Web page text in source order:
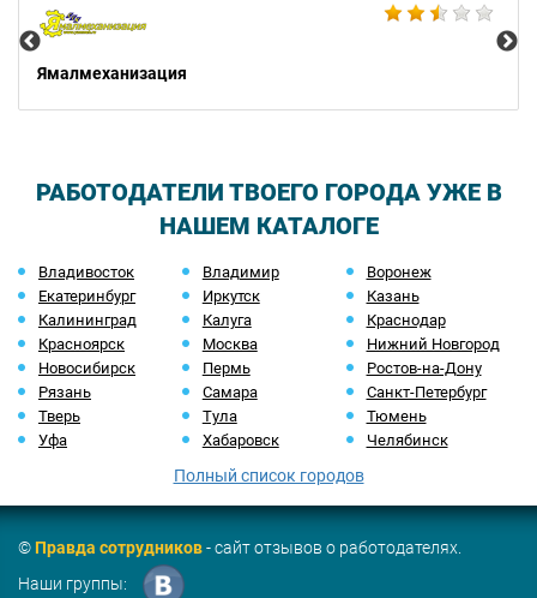
Ямалмеханизация
РАБОТОДАТЕЛИ ТВОЕГО ГОРОДА УЖЕ В
НАШЕМ КАТАЛОГЕ
Владивосток Владимир
Воронеж
Екатеринбург
Иркутск
Казань
Калининград
Калуга
Краснодар
Красноярск
Москва
Нижний Новгород
Новосибирск
Пермь
Ростов-на-Дону
Рязань
Самара
Санкт-Петербург
Тверь
Тула
Тюмень
Уфа
Хабаровск Челябинск
Полный список городов
©Правда сотрудников- сайт отзывов о работодателях.
Наши группы: